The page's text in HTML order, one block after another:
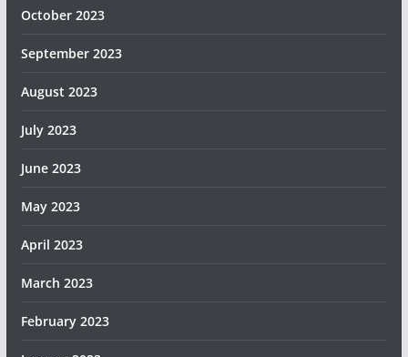
October 2023
September 2023
August 2023
July 2023
June 2023
May 2023
April 2023
March 2023
February 2023